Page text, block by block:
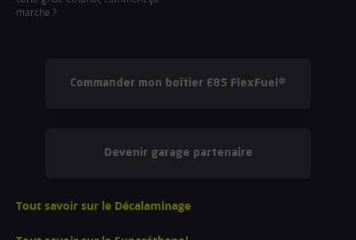
marche ?
Commander mon boîtier E85 FlexFuel®
Devenir garage partenaire
Tout savoir sur le Décalaminage